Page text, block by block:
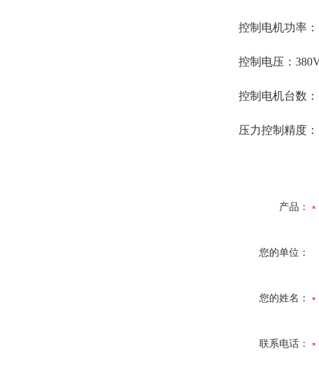
控制电机功率：
控制电压：
控制电机台数：
压力控制精度：
产品：
您的单位：
您的姓名：
联系电话：